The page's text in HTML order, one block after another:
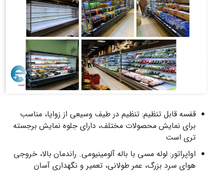
قفسه قابل تنظیم: تنظیم در طیف وسیعی از زوایا، مناسب
برای نمایش محصولات مختلف، دارای جلوه نمایش برجسته
تری است
اواپراتور: لوله مسی با باله آلومینیومی. راندمان بالا، خروجی
هوای سرد بزرگ، عمر طولانی، تعمیر و نگهداری آسان